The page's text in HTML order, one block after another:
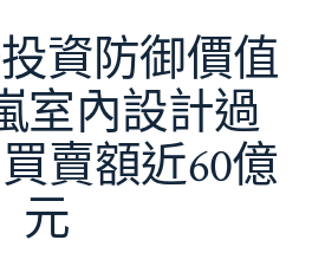
資防御價值
室內設計過
賣額近60億
元